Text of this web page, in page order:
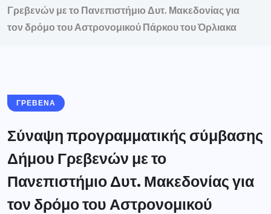
Γρεβενών με το Πανεπιστήμιο Δυτ. Μακεδονίας για
τον δρόμο του Αστρονομικού Πάρκου του Όρλιακα
ΓΡΕΒΕΝΑ
Σύναψη προγραμματικής σύμβασης
Δήμου Γρεβενών με το
Πανεπιστήμιο Δυτ. Μακεδονίας για
τον δρόμο του Αστρονομικού